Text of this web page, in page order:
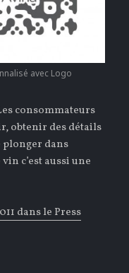
avec Logo
consommateurs
obtenir des détails
plonger dans
c’est aussi une
dans le Press